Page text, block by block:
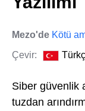
Mezo'de Kötü
Çevir:
Siber güvenlik
tuzdan